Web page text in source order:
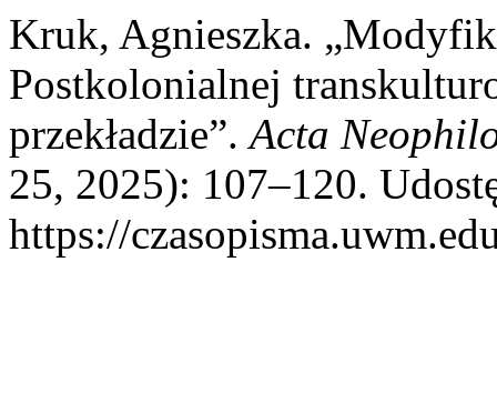
Kruk, Agnieszka.
Postkolonialnej
przekładzie”.Acta
25, 2025): 107–120.
https://